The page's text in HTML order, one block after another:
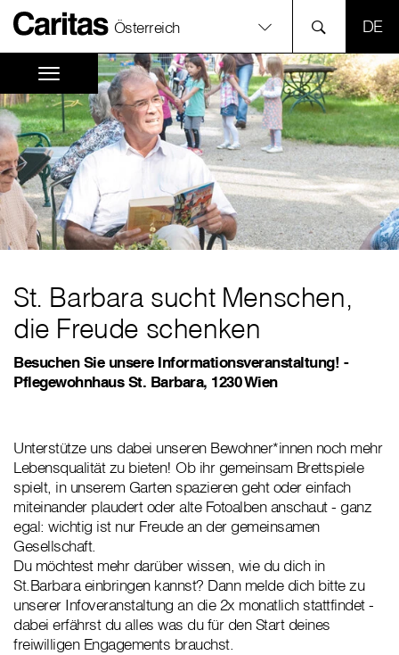
Österreich
St. Barbara sucht Menschen,
die Freude schenken
Besuchen Sie unsere Informationsveranstaltung! -
Pflegewohnhaus St. Barbara, 1230 Wien
Unterstütze uns dabei unseren Bewohner*innen noch mehr
Lebensqualität zu bieten! Ob ihr gemeinsam Brettspiele
spielt, in unserem Garten spazieren geht oder einfach
miteinander plaudert oder alte Fotoalben anschaut - ganz
egal: wichtig ist nur Freude an der gemeinsamen
Gesellschaft.
Du möchtest mehr darüber wissen, wie du dich in
St.Barbara einbringen kannst? Dann melde dich bitte zu
unserer Infoveranstaltung an die 2x monatlich stattfindet -
dabei erfährst du alles was du für den Start deines
freiwilligen Engagements brauchst.